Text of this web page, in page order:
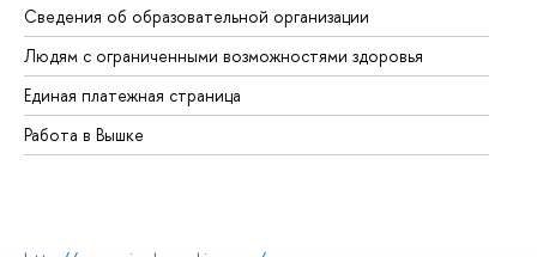
Сведения об образовательной организации
Людям с ограниченными возможностями здоровья
Единая платежная страница
Работа в Вышке